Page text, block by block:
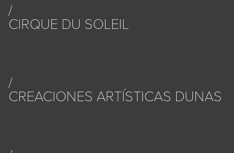
CIRQUE DU SOLEIL
CREACIONES ARTÍSTICAS DUNAS